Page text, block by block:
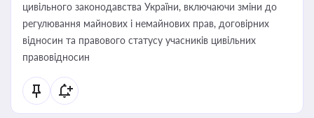
цивільного законодавства України, включаючи зміни до
регулювання майнових і немайнових прав, договірних
відносин та правового статусу учасників цивільних
правовідносин